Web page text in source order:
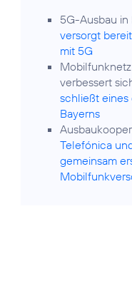
5G-Ausbau
versorgt
mit 5G
verbessert
schließt
Bayerns
Telefónica
gemeinsam